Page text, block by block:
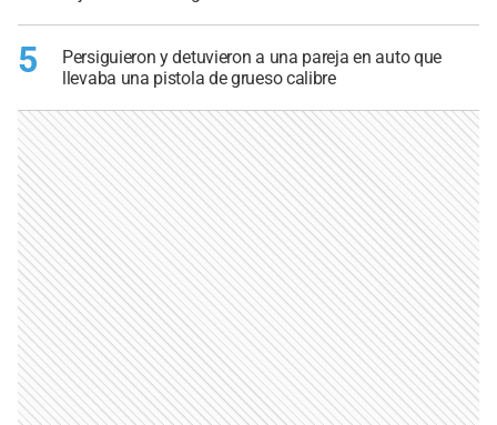
5
Persiguieron y detuvieron a una pareja en auto que
llevaba una pistola de grueso calibre